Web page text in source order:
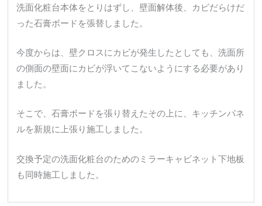
洗面化粧台本体をとりはずし、壁面解体後、カビだらけだ
った石膏ボードを張替しました。
今度からは、壁クロスにカビが発生したとしても、洗面所
の側面の壁面にカビが浮いてこないようにする必要があり
ました。
そこで、石膏ボードを張り替えたその上に、キッチンパネ
ルを新規に上張り施工しました。
交換予定の洗面化粧台のためのミラーキャビネット下地板
も同時施工しました。